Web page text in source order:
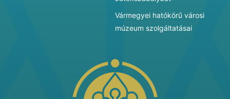
Vármegyei hatókörű városi
múzeum szolgáltatásai